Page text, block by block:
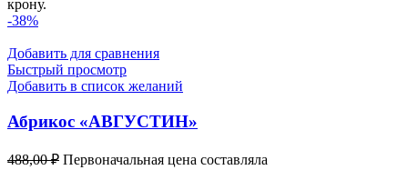
крону.
-38%
Добавить для сравнения
Быстрый просмотр
Добавить в список желаний
Абрикос «АВГУСТИН»
488,00₽ Первоначальная цена составляла